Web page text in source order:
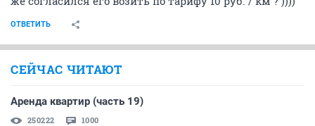
ОТВЕТИТЬ
СЕЙЧАС ЧИТАЮТ
Аренда квартир (часть 19)
250222 1000